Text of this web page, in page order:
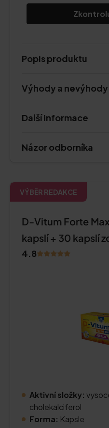
Popis produktu
Výhody a nevýhody
Další informace
Názor odborníka
VÝBĚR REDAKCE
D-Vitum Forte
kapslí + 30 kapslí
4.8
Aktivní složky:
cholekalciferol
Forma: Kapsle